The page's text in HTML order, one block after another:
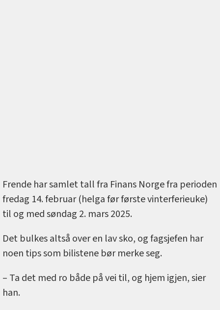
Frende har samlet tall fra Finans Norge fra perioden
fredag 14. februar (helga før første vinterferieuke)
til og med søndag 2. mars 2025.
Det bulkes altså over en lav sko, og fagsjefen har
noen tips som bilistene bør merke seg.
– Ta det med ro både på vei til, og hjem igjen, sier
han.